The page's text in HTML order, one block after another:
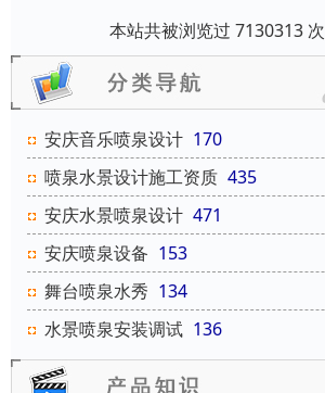
本站共被浏览过 7130313 次
安庆音乐喷泉设计 170
喷泉水景设计施工资质 435
安庆水景喷泉设计 471
安庆喷泉设备 153
舞台喷泉水秀 134
水景喷泉安装调试 136